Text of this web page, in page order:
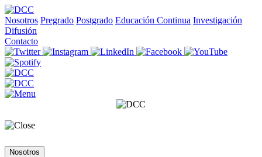
Nosotros Pregrado Postgrado Educación Continua Investigación
Difusión
Contacto
Nosotros